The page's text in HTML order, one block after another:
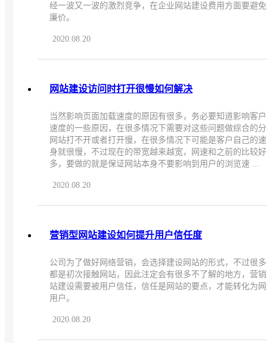
经一波又一波的激烈竞争，在企业网站建设费用方面要避
廉价。
2020.08.20
网站建设访问时打开很慢如何解决
当然影响页面加载速度的原因有很多，务必要知道影响客
速度的一些原因，在很多情况下需要对这些问题做综合的
网站打不开或者打开慢，在很多情况下可能是客户自己的
身就很慢，不过现在的带宽越来越宽，网速和之前的比较
多，要做的就是保证网站本身不要影响到用户的浏览速 ...
2020.08.20
营销型网站建设如何提升用户信任度
公司为了做好网络营销，会选择建设网站的形式，不过很
都是初次接触网站，因此注定会有很多不了解的地方，营
站建设需要被用户信任，信任是网站的要点，才能转化为
用户。
2020.08.20